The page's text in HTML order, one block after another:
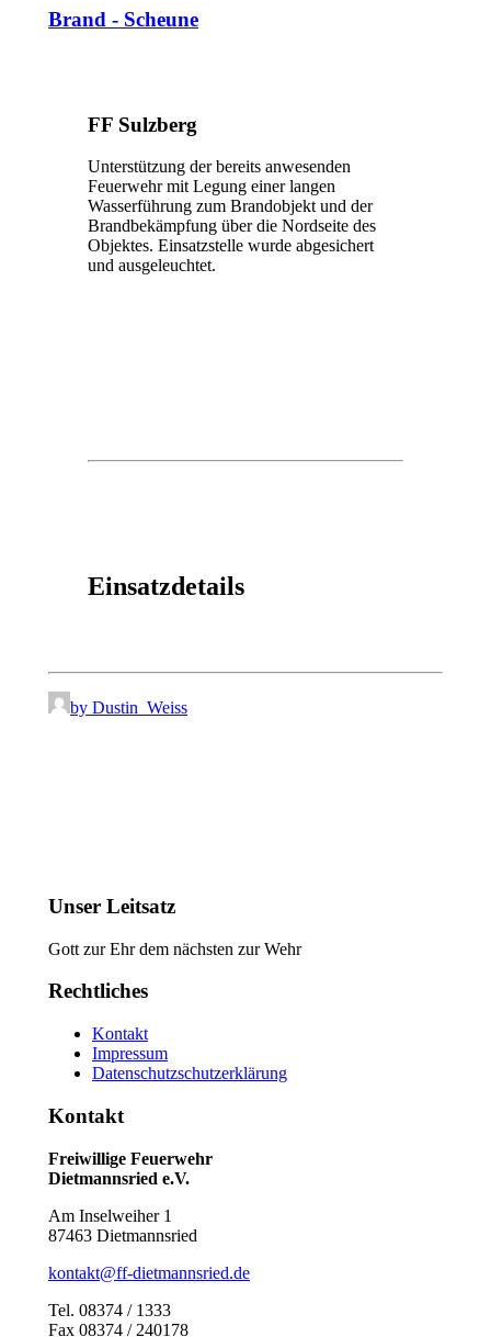
Brand - Scheune
FF Sulzberg
Unterstützung der bereits anwesenden
Feuerwehr mit Legung einer langen
Wasserführung zum Brandobjekt und der
Brandbekämpfung über die Nordseite des
Objektes. Einsatzstelle wurde abgesichert
und ausgeleuchtet.
Einsatzdetails
by Dustin_Weiss
Unser Leitsatz
Gott zur Ehr dem nächsten zur Wehr
Rechtliches
Kontakt
Impressum
Datenschutzschutzerklärung
Kontakt
Freiwillige Feuerwehr
Dietmannsried e.V.
Am Inselweiher 1
87463 Dietmannsried
kontakt@ff-dietmannsried.de
Tel. 08374 / 1333
Fax 08374 / 240178